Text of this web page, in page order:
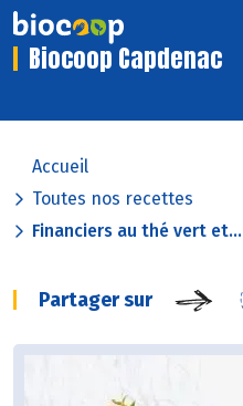
Biocoop Capdenac
Accueil
Toutes nos recettes
Financiers au thé vert et...
Partager sur